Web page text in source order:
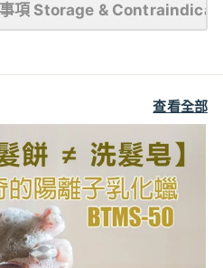
事項 Storage &
查看全部